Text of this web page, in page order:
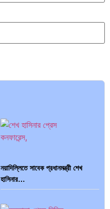
নয়াদিল্লিতে সাবেক প্রধানমন্ত্রী শেখ
হাসিনার…